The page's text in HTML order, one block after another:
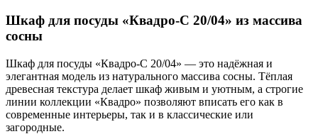
Шкаф для посуды «Квадро-С 20/04» из массива
сосны
Шкаф для посуды «Квадро-С 20/04» — это надёжная и
элегантная модель из натурального массива сосны. Тёплая
древесная текстура делает шкаф живым и уютным, а строгие
линии коллекции «Квадро» позволяют вписать его как в
современные интерьеры, так и в классические или
загородные.